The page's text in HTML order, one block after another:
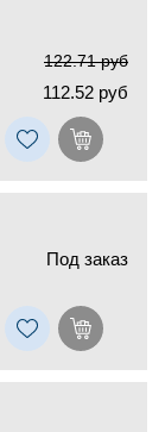
122.71 руб
112.52 руб
Под заказ